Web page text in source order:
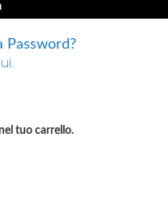
Password?
tuo carrello.